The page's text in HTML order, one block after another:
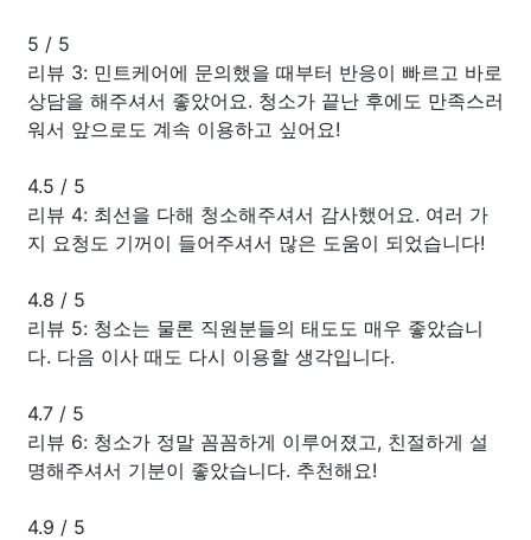
5 / 5
리뷰 3: 민트케어에 문의했을 때부터 반응이 빠르고 바로
상담을 해주셔서 좋았어요. 청소가 끝난 후에도 만족스러
워서 앞으로도 계속 이용하고 싶어요!
4.5 / 5
리뷰 4: 최선을 다해 청소해주셔서 감사했어요. 여러 가
지 요청도 기꺼이 들어주셔서 많은 도움이 되었습니다!
4.8 / 5
리뷰 5: 청소는 물론 직원분들의 태도도 매우 좋았습니
다. 다음 이사 때도 다시 이용할 생각입니다.
4.7 / 5
리뷰 6: 청소가 정말 꼼꼼하게 이루어졌고, 친절하게 설
명해주셔서 기분이 좋았습니다. 추천해요!
4.9 / 5